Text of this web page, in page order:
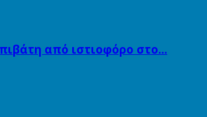
από ιστιοφόρο στο…